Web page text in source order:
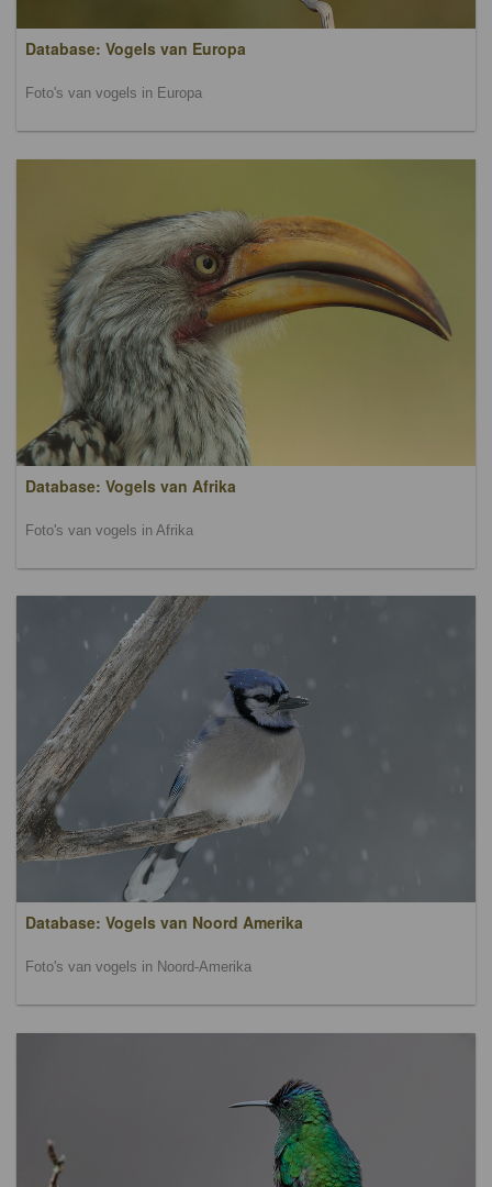
Database: Vogels van Europa
Foto's van vogels in Europa
Database: Vogels van Afrika
Foto's van vogels in Afrika
Database: Vogels van Noord Amerika
Foto's van vogels in Noord-Amerika